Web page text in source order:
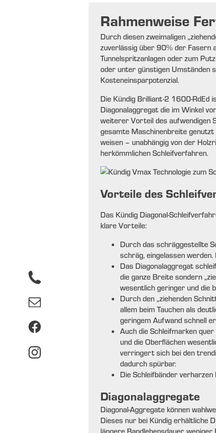
Rahmenweise
Durch diesen zweimaligen
zuverlässig über 90% der Fasern
Tunnelspritzanlagen oder zum
oder unter günstigen Umständen
Kosteneinsparpotenzial.
Die Kündig Brilliant-2 1600-RdEd
Diagonalaggregat die im Winkel
weiterer Vorteil des aufwendigen
gesamte Maschinenbreite genutzt
weisen – unabhängig von der
herkömmlichen Schleifverfahren.
Vorteile des
Das Kündig Diagonal-
klare Vorteile:
Durch das schräggestellte
schräg, eingelassen
Das Diagonalaggregat
die ganze Breite sondern
wesentlich geringer und die
Durch den „ziehenden
allem beim Tauchen als
geringem Aufwand schnell
Auch die Schleifmarken
und die Oberflächen
verringert sich bei den
dadurch spürbar.
Die Schleifbänder
Diagonalaggregate
Diagonal-Aggregate können
Dieses nur bei Kündig erhältliche
längere Bandlebensdauer,